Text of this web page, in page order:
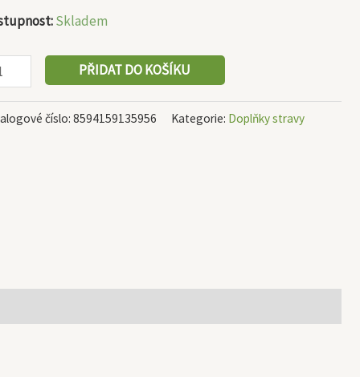
Skladem
PŘIDAT DO KOŠÍKU
číslo: 8594159135956 Kategorie: Doplňky stravy